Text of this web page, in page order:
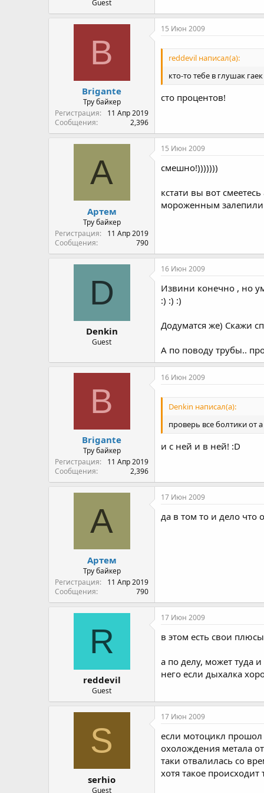
Guest
B
Brigante
Тру байкер
Регистрация
11 Апр 2019
Сообщения
2,396
15 Июн 2009
reddevil написал(а):
кто-то тебе в глушак
сто процентов!
А
Артем
Тру байкер
Регистрация
11 Апр 2019
Сообщения
790
15 Июн 2009
смешно!)))))))
кстати вы вот
мороженным
D
Denkin
Guest
16 Июн 2009
Извини конечно , но
:) :) :)
Додуматся же) Скажи
А по поводу трубы..
B
Brigante
Тру байкер
Регистрация
11 Апр 2019
Сообщения
2,396
16 Июн 2009
Denkin написал(а):
проверь все болтики от
и с ней и в ней! :D
А
Артем
Тру байкер
Регистрация
11 Апр 2019
Сообщения
790
17 Июн 2009
да в том то и дело что
R
reddevil
Guest
17 Июн 2009
в этом есть свои
а по делу, может туда
него если дыхалка
S
serhio
Guest
17 Июн 2009
если мотоцикл прошол
охолождения метала
таки отвалилась со
хотя такое